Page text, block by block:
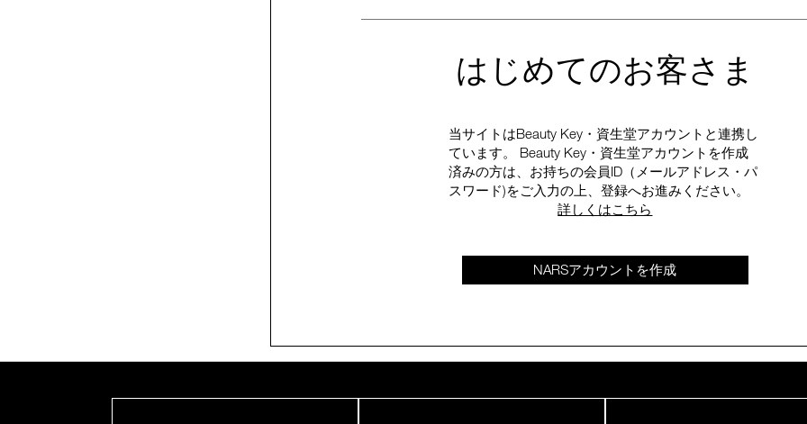
はじめてのお客さま
当サイトはBeauty Key・資生堂アカウントと連携し
ています。 Beauty Key・資生堂アカウントを作成
済みの方は、お持ちの会員ID（メールアドレス・パ
スワード)をご入力の上、登録へお進みください。
詳しくはこちら
NARSアカウントを作成